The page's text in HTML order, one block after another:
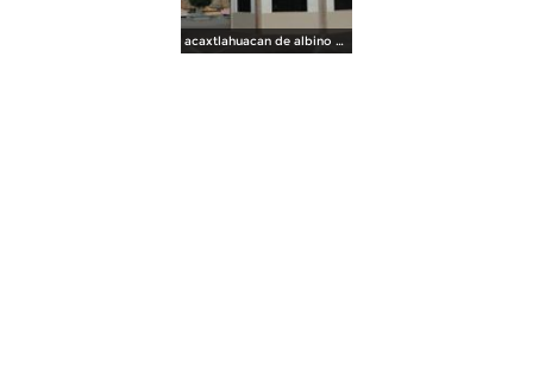
acaxtlahuacan de albino zertuche